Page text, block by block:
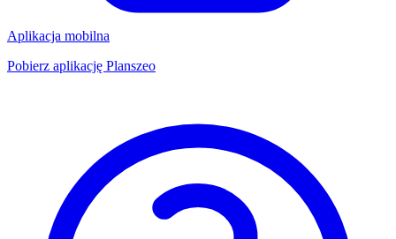
Aplikacja mobilna
Pobierz aplikację Planszeo